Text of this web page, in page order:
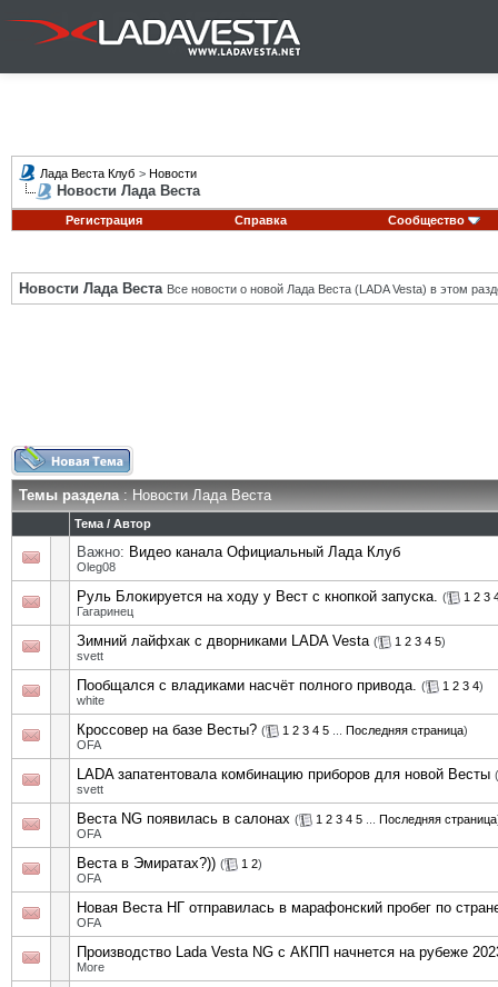
Лада Веста Клуб > Новости
Новости Лада Веста
Регистрация Справка Сообщество
Новости Лада Веста Все новости о новой Лада Веста (LADA Vesta) в этом
Темы раздела: Новости Лада Веста
Тема / Автор
Важно: Видео канала Официальный Лада Клуб
Oleg08
Руль Блокируется на ходу у Вест с кнопкой запуска. ( 1 2 3
Гагаринец
Зимний лайфхак с дворниками LADA Vesta ( 1 2 3 4 5)
svett
Пообщался с владиками насчёт полного привода. ( 1 2 3 4)
white
Кроссовер на базе Весты? ( 1 2 3 4 5 Последняя страница)
OFA
LADA запатентовала комбинацию приборов для новой Весты (
svett
Веста NG появилась в салонах ( 1 2 3 4 5 Последняя страница
OFA
Веста в Эмиратах?)) ( 1 2)
OFA
Новая Веста НГ отправилась в марафонский пробег по
OFA
Производство Lada Vesta NG с АКПП начнется на рубеже
More